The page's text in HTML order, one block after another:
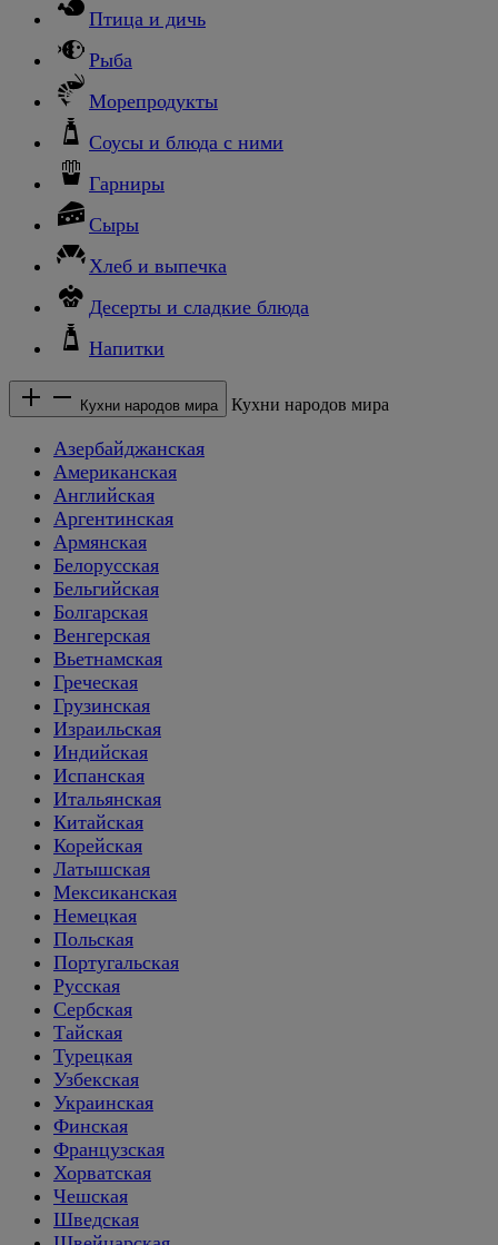
Птица и дичь
Рыба
Морепродукты
Соусы и блюда с ними
Гарниры
Сыры
Хлеб и выпечка
Десерты и сладкие блюда
Напитки
Кухни народов мира Кухни народов мира
Азербайджанская
Американская
Английская
Аргентинская
Армянская
Белорусская
Бельгийская
Болгарская
Венгерская
Вьетнамская
Греческая
Грузинская
Израильская
Индийская
Испанская
Итальянская
Китайская
Корейская
Латышская
Мексиканская
Немецкая
Польская
Португальская
Русская
Сербская
Тайская
Турецкая
Узбекская
Украинская
Финская
Французская
Хорватская
Чешская
Шведская